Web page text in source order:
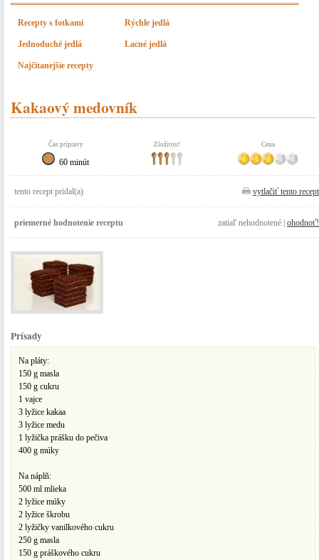
Recepty s fotkami Rýchle jedlá
Jednoduché jedlá Lacné jedlá
Najčítanejšie recepty
Kakaový medovník
Čas prípravy Zložitosť Cena
60 minút
tento recept pridal(a) vytlačiť tento recept
priemerné hodnotenie receptu zatiaľ nehodnotené | ohodnoť!
Prísady
Na pláty:
150 g masla
150 g cukru
1 vajce
3 lyžice kakaa
3 lyžice medu
1 lyžička prášku do pečiva
400 g múky
Na náplň:
500 ml mlieka
2 lyžice múky
2 lyžice škrobu
2 lyžičky vanilkového cukru
250 g masla
150 g práškového cukru